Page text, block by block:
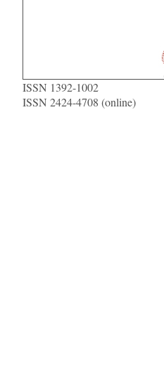
ISSN 1392-1002
ISSN 2424-4708 (online)